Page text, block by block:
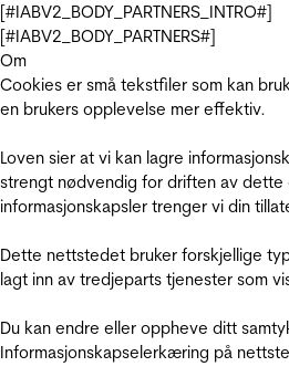
[#IABV2_BODY_PARTNERS_INTRO#]
[#IABV2_BODY_PARTNERS#]
Om
Cookies er små tekstfiler som kan
en brukers opplevelse mer effektiv.
Loven sier at vi kan lagre
strengt nødvendig for driften av
informasjonskapsler trenger vi din
Dette nettstedet bruker forskjellige
lagt inn av tredjeparts tjenester som
Du kan endre eller oppheve ditt
Informasjonskapselerkæring på